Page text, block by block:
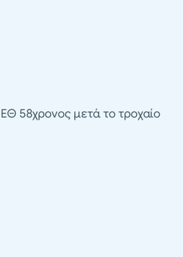
58χρονος μετά το τροχαίο